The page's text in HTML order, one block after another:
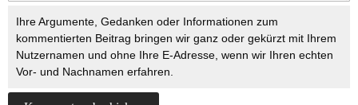
Ihre Argumente, Gedanken oder Informationen zum
kommentierten Beitrag bringen wir ganz oder gekürzt mit Ihrem
Nutzernamen und ohne Ihre E-Adresse, wenn wir Ihren echten
Vor- und Nachnamen erfahren.